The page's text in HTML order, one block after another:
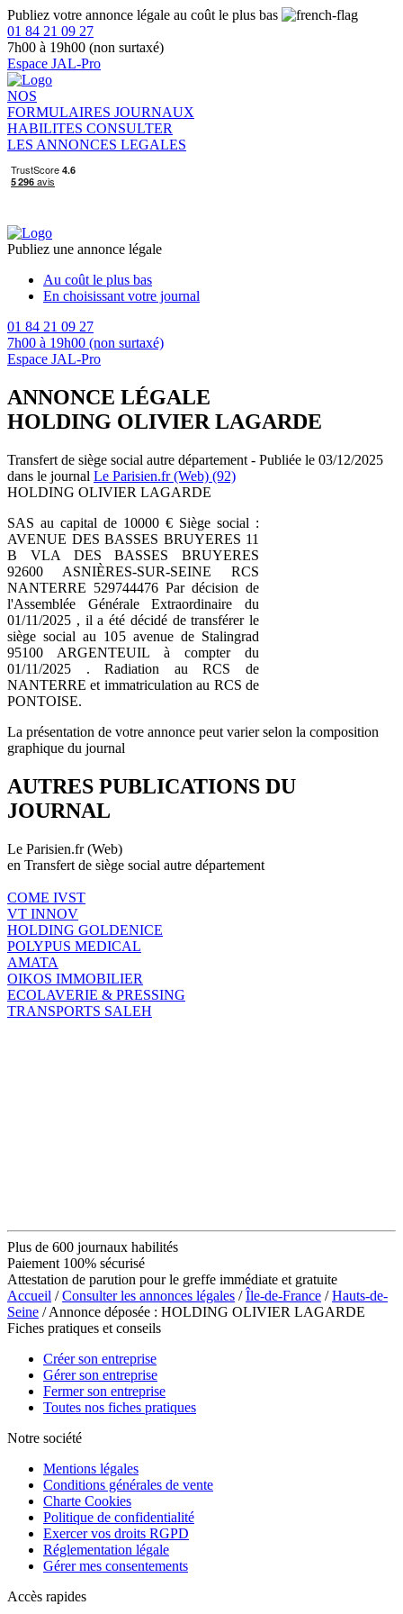
Publiez votre annonce légale au coût le plus bas
01 84 21 09 27
7h00 à 19h00 (non surtaxé)
Espace JAL-Pro
NOS
FORMULAIRES JOURNAUX
HABILITES CONSULTER
LES ANNONCES LEGALES
Publiez une annonce légale
Au coût le plus bas
En choisissant votre journal
01 84 21 09 27
7h00 à 19h00 (non surtaxé)
Espace JAL-Pro
ANNONCE LÉGALE
HOLDING OLIVIER LAGARDE
Transfert de siège social autre département - Publiée le 03/12/2025
dans le journal Le Parisien.fr (Web) (92)
HOLDING OLIVIER LAGARDE
SAS au capital de 10000 € Siège social :
AVENUE DES BASSES BRUYERES 11
B VLA DES BASSES BRUYERES
92600 ASNIÈRES-SUR-SEINE RCS
NANTERRE 529744476 Par décision de
l'Assemblée Générale Extraordinaire du
01/11/2025 , il a été décidé de transférer le
siège social au 105 avenue de Stalingrad
95100 ARGENTEUIL à compter du
01/11/2025 . Radiation au RCS de
NANTERRE et immatriculation au RCS de
PONTOISE.
La présentation de votre annonce peut varier selon la composition
graphique du journal
AUTRES PUBLICATIONS DU
JOURNAL
Le Parisien.fr (Web)
en Transfert de siège social autre département
COME IVST
VT INNOV
HOLDING GOLDENICE
POLYPUS MEDICAL
AMATA
OIKOS IMMOBILIER
ECOLAVERIE & PRESSING
TRANSPORTS SALEH
Plus de 600 journaux habilités
Paiement 100% sécurisé
Attestation de parution pour le greffe immédiate et gratuite
Accueil /Consulter les annonces légales /Île-de-France /Hauts-de-
Seine / Annonce déposée : HOLDING OLIVIER LAGARDE
Fiches pratiques et conseils
Créer son entreprise
Gérer son entreprise
Fermer son entreprise
Toutes nos fiches pratiques
Notre société
Mentions légales
Conditions générales de vente
Charte Cookies
Politique de confidentialité
Exercer vos droits RGPD
Réglementation légale
Gérer mes consentements
Accès rapides